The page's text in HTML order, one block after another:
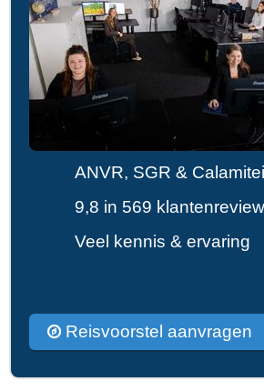
ANVR, SGR &
9,8 in 569
Veel kennis & ervaring
Reisvoorstel aanvragen